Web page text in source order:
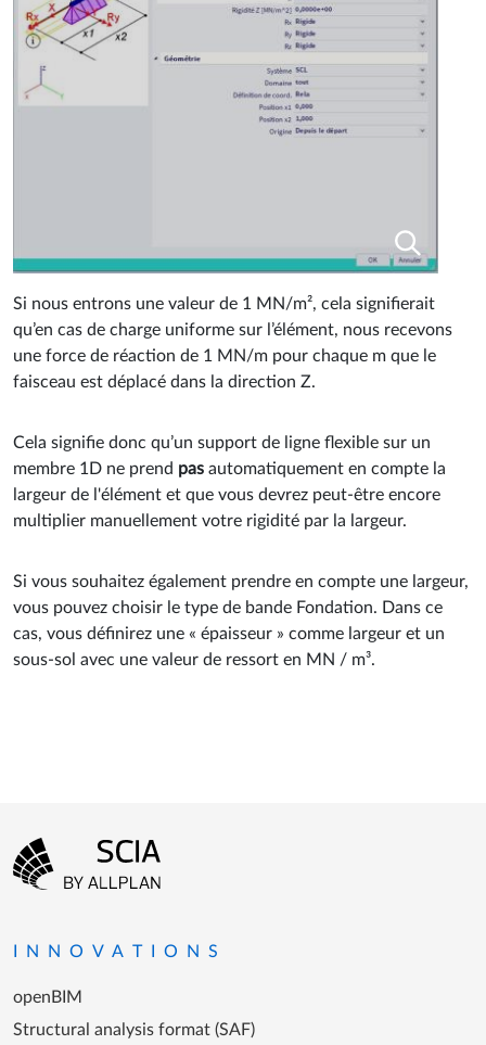
Si nous entrons une valeur de 1 MN/m², cela signifierait
qu’en cas de charge uniforme sur l’élément, nous recevons
une force de réaction de 1 MN/m pour chaque m que le
faisceau est déplacé dans la direction Z.
Cela signifie donc qu’un support de ligne flexible sur un
membre 1D ne prend pas automatiquement en compte la
largeur de l'élément et que vous devrez peut-être encore
multiplier manuellement votre rigidité par la largeur.
Si vous souhaitez également prendre en compte une largeur,
vous pouvez choisir le type de bande Fondation. Dans ce
cas, vous définirez une « épaisseur » comme largeur et un
sous-sol avec une valeur de ressort en MN / m³.
Menu Pied de page
INNOVATIONS
openBIM
Structural analysis format (SAF)